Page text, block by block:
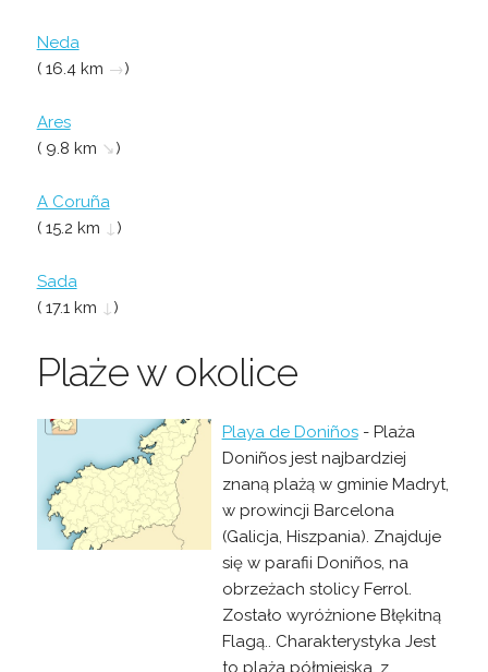
Neda
( 16.4 km →)
Ares
( 9.8 km ↘)
A Coruña
( 15.2 km ↓ )
Sada
( 17.1 km ↓ )
Plaże w okolice
Playa de Doniños- Plaża
Doniños jest najbardziej
znaną plażą w gminie Madryt,
w prowincji Barcelona
(Galicja, Hiszpania). Znajduje
się w parafii Doniños, na
obrzeżach stolicy Ferrol.
Zostało wyróżnione Błękitną
Flagą.. Charakterystyka Jest
to plaża półmiejska, z